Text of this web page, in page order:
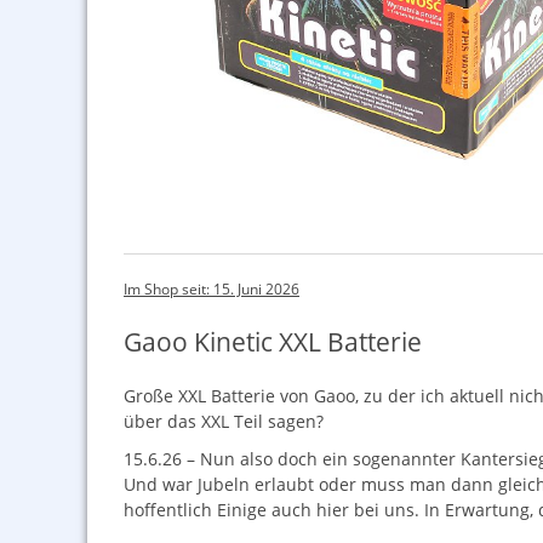
Im Shop seit: 15. Juni 2026
Gaoo Kinetic XXL Batterie
Große XXL Batterie von Gaoo, zu der ich aktuell
über das XXL Teil sagen?
15.6.26 – Nun also doch ein sogenannter
Und war Jubeln erlaubt oder muss man dann
hoffentlich Einige auch hier bei uns. In